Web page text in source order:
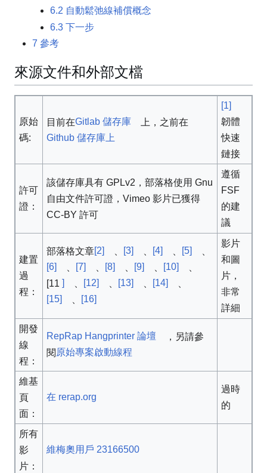
6.2 自動鬆弛線補償概念
6.3 下一步
7 參考
來源文件和外部文檔
原始
碼:
目前在Gitlab 儲存庫
上，之前在
Github 儲存庫上
[1]
韌體
快速
鏈接
許可
證：
該儲存庫具有 GPLv2，部落格使用 Gnu
自由文件許可證，Vimeo 影片已獲得
CC-BY 許可
遵循
FSF
的建
議
建置
過
程：
部落格文章[2] [3] [4] [5]
[6]
[7] [8] [9] [10]
[11 ] [12] [13] [14]
[15]
[16]
影片
和圖
片，
非常
詳細
開發
線
程：
RepRap Hangprinter 論壇
，另請參
閱 原始專案啟動線程
維基
頁
面：
在 rerap.org
過時
的
所有
影
片：
維梅奧用戶 23166500